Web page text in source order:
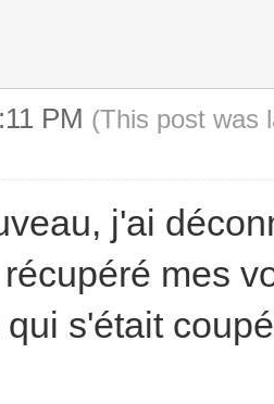
PM (This post was
j'ai
mes
s'était